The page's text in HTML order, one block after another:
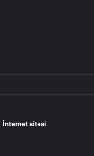
İnternet sitesi